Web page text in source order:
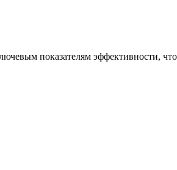
показателям эффективности,